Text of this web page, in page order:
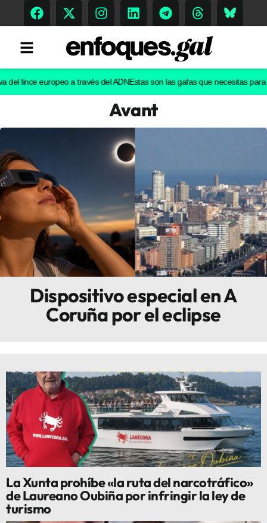
Gastronomía
Escenarios
Sostenibilidad
Innova
europeo a través del ADNEstas son las gafas que necesitas para ver
Avant
Dispositivo especial en A
Coruña por el eclipse
La Xunta prohíbe «la ruta del narcotráfico»
de Laureano Oubiña por infringir la ley de
turismo